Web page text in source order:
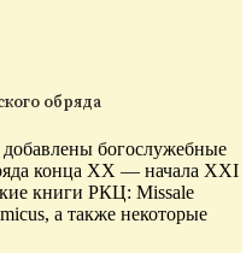
обряда
богослужебные
конца XX — начала XXI
книги РКЦ: Missale
а также некоторые